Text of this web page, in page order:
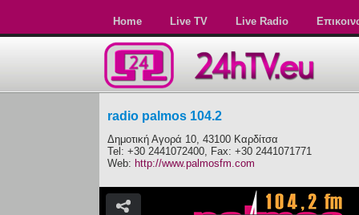
Home Live TV Live Radio
radio palmos 104.2
Δημοτική Αγορά 10, 43100 Καρδίτσα
Tel: +30 2441072400, Fax: +30 2441071771
Web: http://www.palmosfm.com